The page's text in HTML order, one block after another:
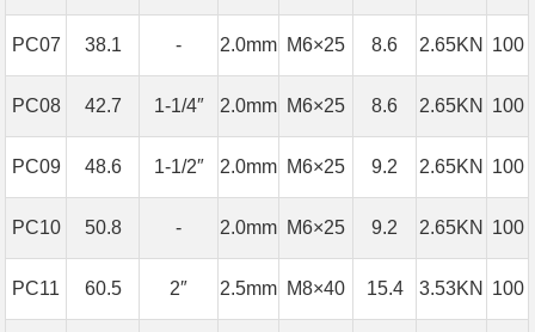
PC07 38.1 - 2.0mm M6×25 8.6 2.65KN 100
PC08 42.7 1-1/4″ 2.0mm M6×25 8.6 2.65KN 100
PC09 48.6 1-1/2″ 2.0mm M6×25 9.2 2.65KN 100
PC10 50.8 - 2.0mm M6×25 9.2 2.65KN 100
PC11 60.5 2″ 2.5mm M8×40 15.4 3.53KN 100